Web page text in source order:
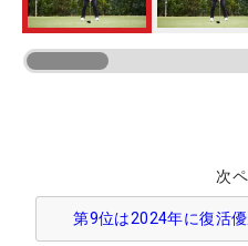
次
第9位は2024年に復活